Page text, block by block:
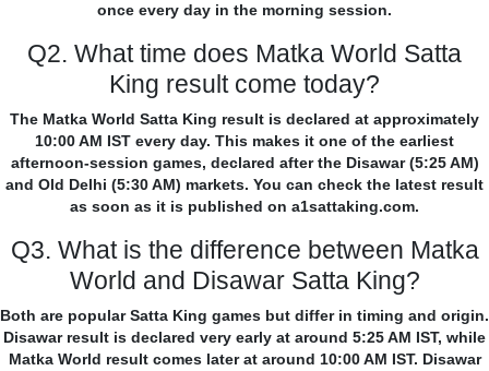
once every day in the morning session.
Q2. What time does Matka World Satta
King result come today?
The Matka World Satta King result is declared at approximately
10:00 AM IST every day. This makes it one of the earliest
afternoon-session games, declared after the Disawar (5:25 AM)
and Old Delhi (5:30 AM) markets. You can check the latest result
as soon as it is published on a1sattaking.com.
Q3. What is the difference between Matka
World and Disawar Satta King?
Both are popular Satta King games but differ in timing and origin.
Disawar result is declared very early at around 5:25 AM IST, while
Matka World result comes later at around 10:00 AM IST. Disawar